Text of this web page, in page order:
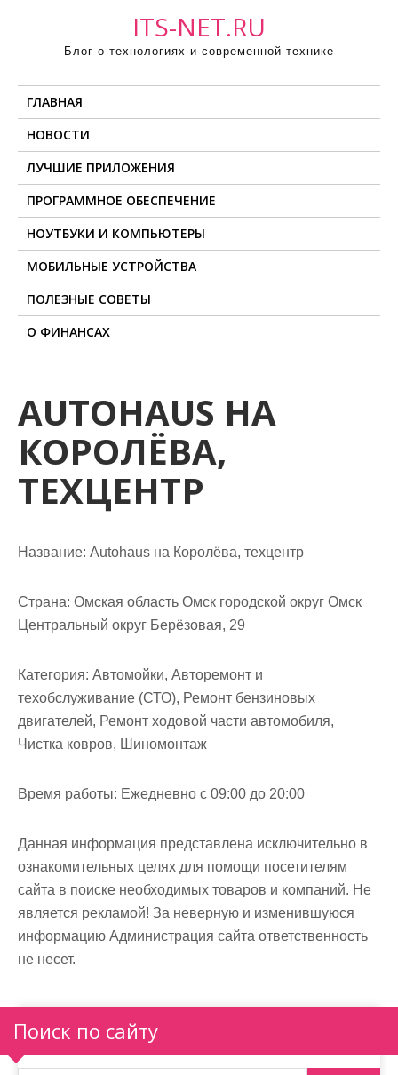
ITS-NET.RU
Блог о технологиях и современной технике
ГЛАВНАЯ
НОВОСТИ
ЛУЧШИЕ ПРИЛОЖЕНИЯ
ПРОГРАММНОЕ ОБЕСПЕЧЕНИЕ
НОУТБУКИ И КОМПЬЮТЕРЫ
МОБИЛЬНЫЕ УСТРОЙСТВА
ПОЛЕЗНЫЕ СОВЕТЫ
О ФИНАНСАХ
AUTOHAUS НА
КОРОЛЁВА,
ТЕХЦЕНТР
Название: Autohaus на Королёва, техцентр
Страна: Омская область Омск городской округ Омск
Центральный округ Берёзовая, 29
Категория: Автомойки, Авторемонт и
техобслуживание (СТО), Ремонт бензиновых
двигателей, Ремонт ходовой части автомобиля,
Чистка ковров, Шиномонтаж
Время работы: Ежедневно с 09:00 до 20:00
Данная информация представлена исключительно в
ознакомительных целях для помощи посетителям
сайта в поиске необходимых товаров и компаний. Не
является рекламой! За неверную и изменившуюся
информацию Администрация сайта ответственность
не несет.
Поиск по сайту